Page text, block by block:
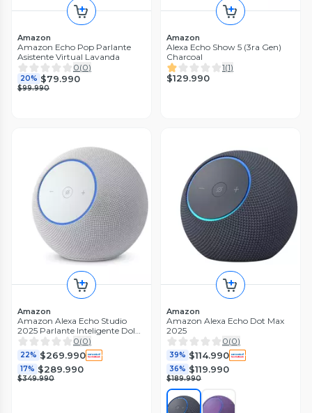
Amazon
Amazon Echo Pop Parlante
Asistente Virtual Lavanda
0(0)
20% $79.990
$99.990
Amazon
Alexa Echo Show 5 (3ra Gen)
Charcoal
1(1)
$129.990
Amazon
Amazon Alexa Echo Studio
2025 Parlante Inteligente Dolby
Atmos Audio Espacial Wi-Fi
0(0)
22% $269.990
17% $289.990
$349.990
Amazon
Amazon Alexa Echo Dot Max
2025
0(0)
39% $114.990
36% $119.990
$189.990